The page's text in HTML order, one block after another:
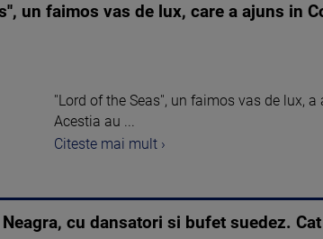
un faimos vas de lux, care a ajuns in
''Lord of the Seas'', un faimos vas de lux,
Acestia au ...
Citeste mai mult ›
cu dansatori si bufet suedez.